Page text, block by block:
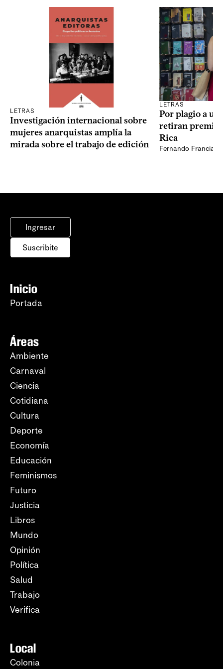
LETRAS
Investigación internacional sobre
mujeres anarquistas amplía la
mirada sobre el trabajo de edición
LETRAS
Por plagio a
retiran premio
Rica
Fernando Francia,
Ingresar
Suscribite
Inicio
Portada
Áreas
Ambiente
Carnaval
Ciencia
Cotidiana
Cultura
Deporte
Economía
Educación
Feminismos
Futuro
Justicia
Libros
Mundo
Opinión
Política
Salud
Trabajo
Verifica
Local
Colonia